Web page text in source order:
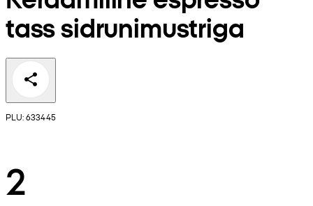
tass sidrunimustriga
PLU: 633445
2